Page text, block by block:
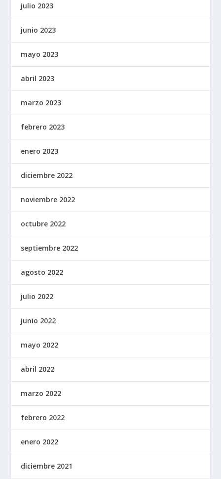
julio 2023
junio 2023
mayo 2023
abril 2023
marzo 2023
febrero 2023
enero 2023
diciembre 2022
noviembre 2022
octubre 2022
septiembre 2022
agosto 2022
julio 2022
junio 2022
mayo 2022
abril 2022
marzo 2022
febrero 2022
enero 2022
diciembre 2021